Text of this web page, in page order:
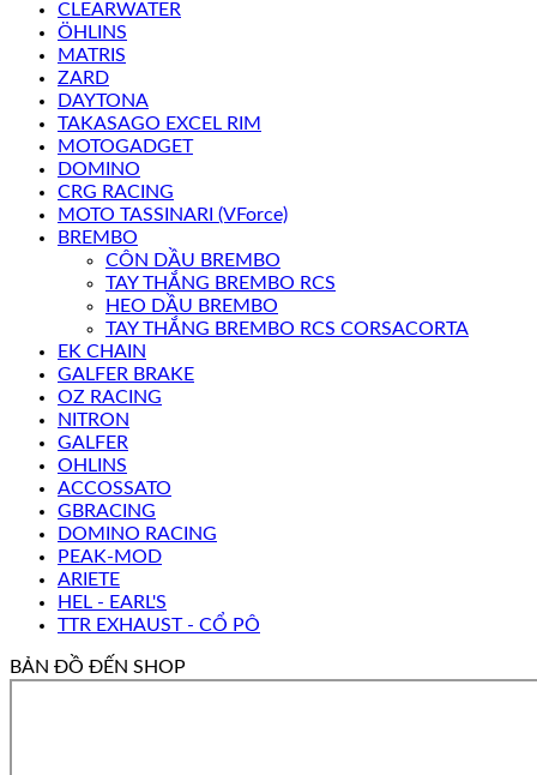
CLEARWATER
ÖHLINS
MATRIS
ZARD
DAYTONA
TAKASAGO EXCEL RIM
MOTOGADGET
DOMINO
CRG RACING
MOTO TASSINARI (VForce)
BREMBO
CÔN DẦU BREMBO
TAY THẮNG BREMBO RCS
HEO DẦU BREMBO
TAY THẮNG BREMBO RCS CORSACORTA
EK CHAIN
GALFER BRAKE
OZ RACING
NITRON
GALFER
OHLINS
ACCOSSATO
GBRACING
DOMINO RACING
PEAK-MOD
ARIETE
HEL - EARL'S
TTR EXHAUST - CỔ PÔ
BẢN ĐỒ ĐẾN SHOP